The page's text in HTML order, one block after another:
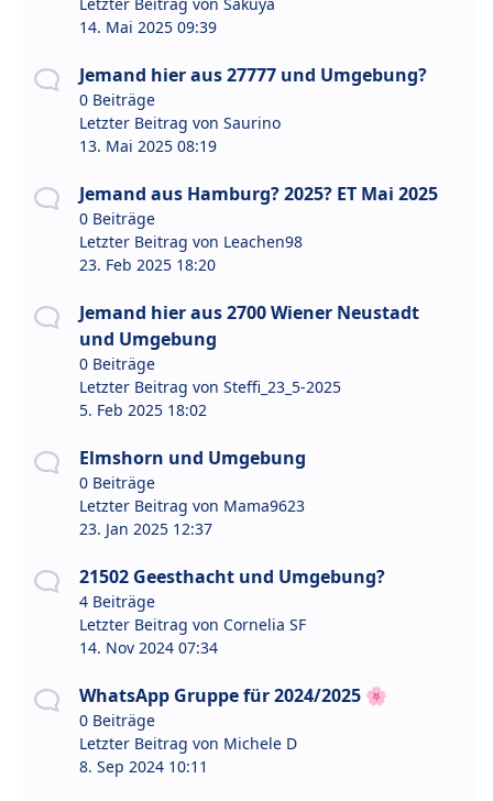
14. Mai 2025 09:39
Jemand hier aus 27777 und Umgebung?
0 Beiträge
Letzter Beitrag von Saurino
13. Mai 2025 08:19
Jemand aus Hamburg? 2025? ET Mai 2025
0 Beiträge
Letzter Beitrag von Leachen98
23. Feb 2025 18:20
Jemand hier aus 2700 Wiener Neustadt
und Umgebung
0 Beiträge
Letzter Beitrag von Steffi_23_5-2025
5. Feb 2025 18:02
Elmshorn und Umgebung
0 Beiträge
Letzter Beitrag von Mama9623
23. Jan 2025 12:37
21502 Geesthacht und Umgebung?
4 Beiträge
Letzter Beitrag von Cornelia SF
14. Nov 2024 07:34
WhatsApp Gruppe für 2024/2025 🌸
0 Beiträge
Letzter Beitrag von Michele D
8. Sep 2024 10:11